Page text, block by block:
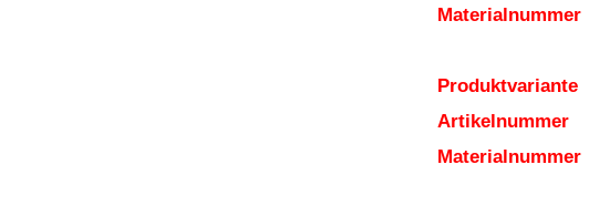
Materialnummer
Produktvariante
Artikelnummer
Materialnummer